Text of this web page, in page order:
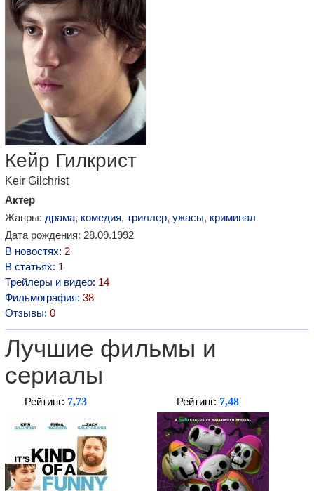
Кейр Гилкрист
Keir Gilchrist
Актер
Жанры: драма, комедия, триллер, ужасы, криминал
Дата рождения: 28.09.1992
В новостях: 2
В статьях: 1
Трейлеры и видео: 14
Фильмография: 38
Отзывы: 0
Лучшие фильмы и
сериалы
Рейтинг: 7,73 Рейтинг: 7,48